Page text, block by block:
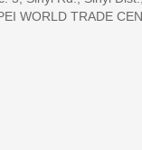
WORLD TRADE